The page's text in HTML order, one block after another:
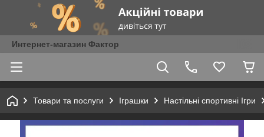
Интернет-магазин Фактор
Товари та послуги Іграшки Настільні спортивні Ігри